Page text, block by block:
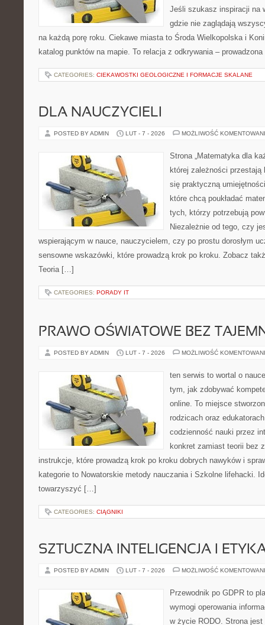
Jeśli szukasz inspiracji na
gdzie nie zaglądają
na każdą porę roku. Ciekawe miasta to Środa Wielkopolska i
katalog punktów na mapie. To relacja z odkrywania –
CATEGORIES: CIEKAWOSTKI GEOLOGICZNE I FORMACJE SKALANE
DLA NAUCZYCIELI
POSTED BY ADMIN LUT - 7 - 2026 MOŻLIWOŚĆ
Strona „Matematyka dla
której zależności
się praktyczną
które chcą poukładać
tych, którzy potrzebują
Niezależnie od tego, czy
wspierającym w nauce, nauczycielem, czy po prostu dorosłym
sensowne wskazówki, które prowadzą krok po kroku. Zobacz
Teoria […]
CATEGORIES: PORADY IT
PRAWO OŚWIATOWE BEZ
POSTED BY ADMIN LUT - 7 - 2026 MOŻLIWOŚĆ
ten serwis to wortal o
tym, jak zdobywać
online. To miejsce
rodzicach oraz
codzienność nauki przez
konkret zamiast teorii bez
instrukcje, które prowadzą krok po kroku dobrych nawyków i
kategorie to Nowatorskie metody nauczania i Szkolne lifehacki.
towarzyszyć […]
CATEGORIES: CIĄGNIKI
SZTUCZNA INTELIGENCJA I
POSTED BY ADMIN LUT - 7 - 2026 MOŻLIWOŚĆ
Przewodnik po GDPR to
wymogi operowania
w życie RODO. Strona